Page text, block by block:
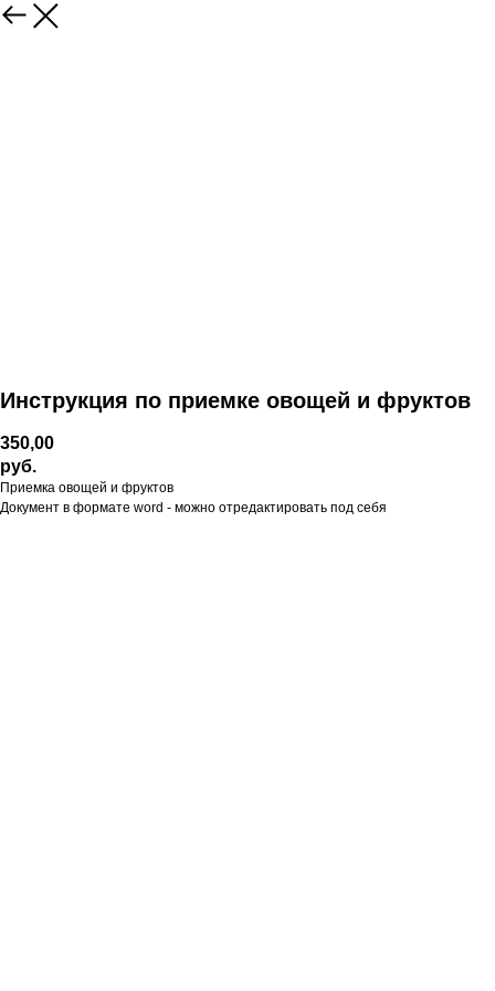
Инструкция по приемке овощей и фруктов
350,00
руб.
Приемка овощей и фруктов
Документ в формате word - можно отредактировать под себя